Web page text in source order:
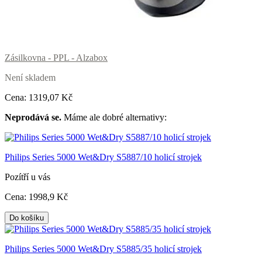
Zásilkovna - PPL - Alzabox
Není skladem
Cena: 1319,07 Kč
Neprodává se. Máme ale dobré alternativy:
Philips Series 5000 Wet&Dry S5887/10 holicí strojek
Pozítří u vás
Cena: 1998,9 Kč
Do košíku
Philips Series 5000 Wet&Dry S5885/35 holicí strojek